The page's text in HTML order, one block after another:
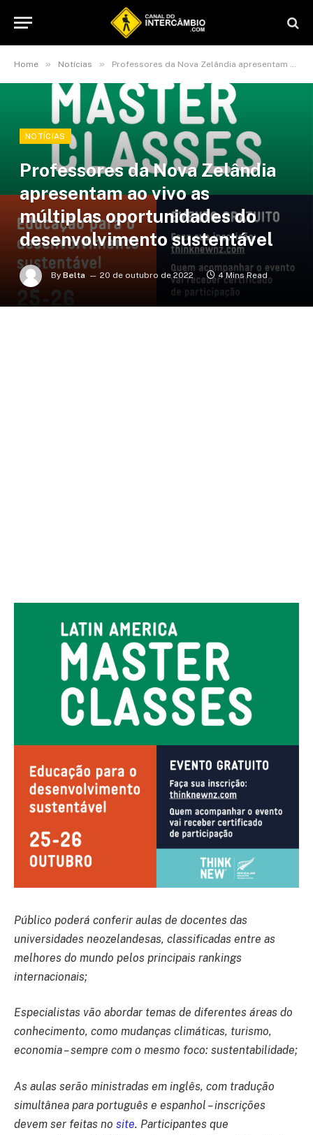
Home » Notícias » Professores da Nova Zelândia apresentam ao vivo as múltiplas oportunidades do desenvolvimento sustentável
NOTÍCIAS
Professores da Nova Zelândia
apresentam ao vivo as
múltiplas oportunidades do
desenvolvimento sustentável
By Belta 20 de outubro de 2022 4 Mins Read
Público poderá conferir aulas de docentes das
universidades neozelandesas, classificadas entre as
melhores do mundo pelos principais rankings
internacionais;
Especialistas vão abordar temas de diferentes áreas do
conhecimento, como mudanças climáticas, turismo,
economia – sempre com o mesmo foco: sustentabilidade;
As aulas serão ministradas em inglês, com tradução
simultânea para português e espanhol – inscrições
devem ser feitas no site. Participantes que